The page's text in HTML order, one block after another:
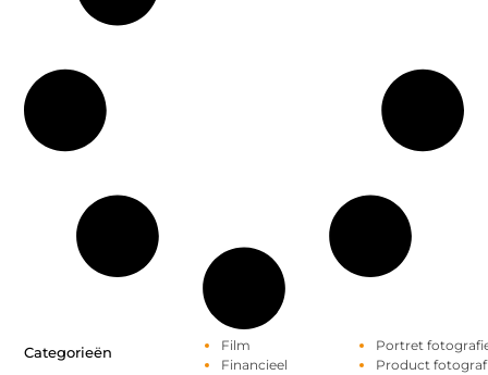
Categorieën
Film
Financieel
Portret
Product